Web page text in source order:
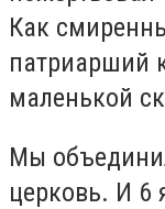
Как
патриарший
маленькой
Мы
церковь. И 6